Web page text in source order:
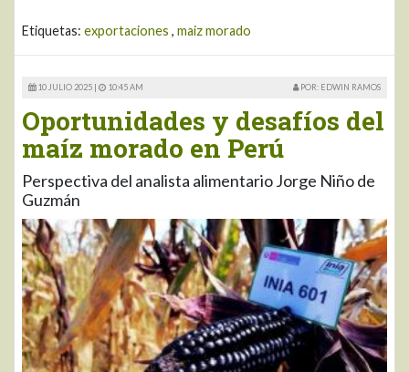
Etiquetas: exportaciones , maiz morado
10 JULIO 2025 | 10:45 AM POR: EDWIN RAMOS
Oportunidades y desafíos del
maíz morado en Perú
Perspectiva del analista alimentario Jorge Niño de
Guzmán